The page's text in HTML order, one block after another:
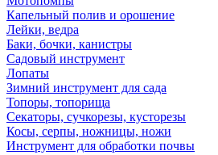
Капельный полив и орошение
Лейки, ведра
Баки, бочки, канистры
Садовый инструмент
Лопаты
Зимний инструмент для сада
Топоры, топорища
Секаторы, сучкорезы, кусторезы
Косы, серпы, ножницы, ножи
Инструмент для обработки почвы